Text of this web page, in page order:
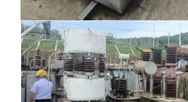
货须提前预约，看货人需接种过新冠疫
风险区及邯郸地区，48小时内出发地核
酸报告;标的六：要求带专业检测仪器
供危废资质